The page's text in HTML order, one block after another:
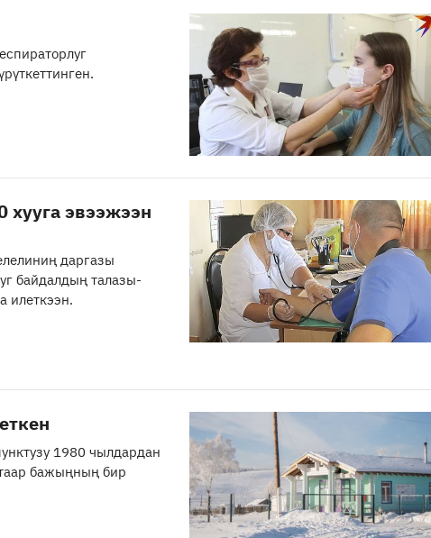
хууга эвээжээн
даргазы
байдалдың талазы-
илеткээн.
1980 чылдардан
бажыңның бир